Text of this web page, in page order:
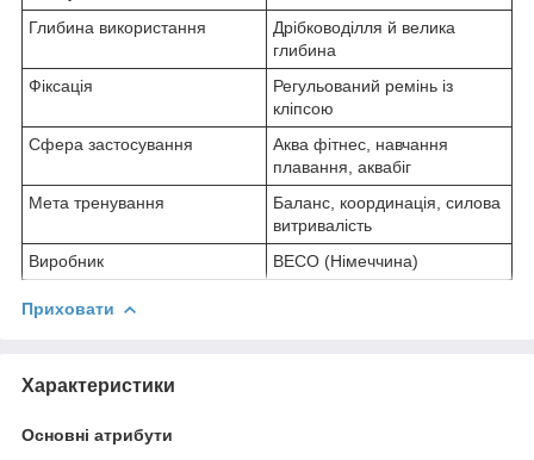
Глибина використання
Дрібководілля й велика
глибина
Фіксація
Регульований ремінь із
кліпсою
Сфера застосування
Аква фітнес, навчання
плавання, аквабіг
Мета тренування
Баланс, координація, силова
витривалість
Виробник
BECO (Німеччина)
Приховати
Характеристики
Основні атрибути